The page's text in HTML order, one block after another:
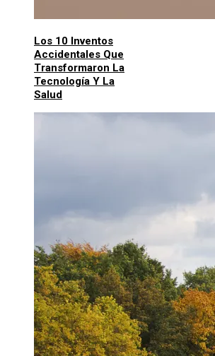
Los 10 Inventos
Accidentales Que
Transformaron La
Tecnología Y La
Salud